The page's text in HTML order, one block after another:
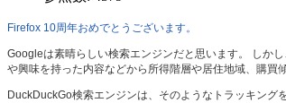
Firefox 10周年おめでとうございます。
Googleは素晴らしい検索エンジンだと思います。 しか
や興味を持った内容などから所得階層や居住地域、購買
DuckDuckGo検索エンジンは、そのようなトラッキング